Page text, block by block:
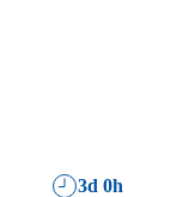
3d 0h